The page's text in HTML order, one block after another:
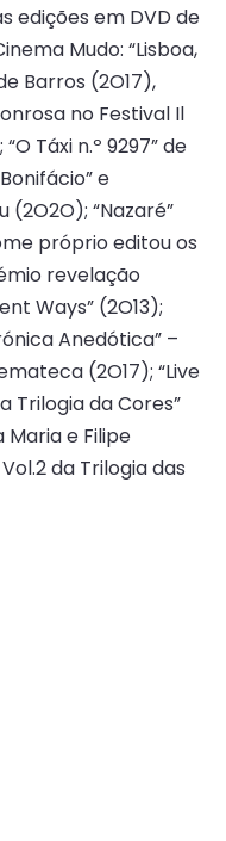
edições em DVD de
Mudo: “Lisboa,
Barros (2O17),
no Festival Il
Táxi n.º 9297” de
e
(2O2O); “Nazaré”
próprio editou os
revelação
Ways” (2O13);
Anedótica” –
(2O17); “Live
Trilogia da Cores”
Maria e Filipe
da Trilogia das